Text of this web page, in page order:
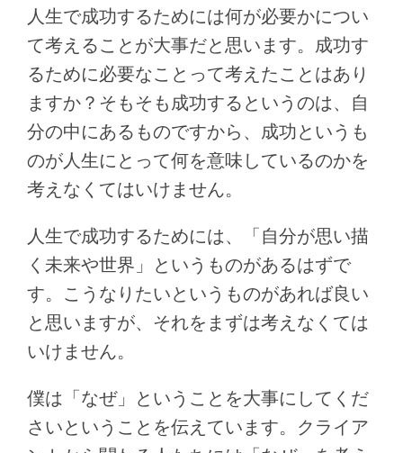
人生で成功するためには何が必要かについ
て考えることが大事だと思います。成功す
るために必要なことって考えたことはあり
ますか？そもそも成功するというのは、自
分の中にあるものですから、成功というも
のが人生にとって何を意味しているのかを
考えなくてはいけません。
人生で成功するためには、「自分が思い描
く未来や世界」というものがあるはずで
す。こうなりたいというものがあれば良い
と思いますが、それをまずは考えなくては
いけません。
僕は「なぜ」ということを大事にしてくだ
さいということを伝えています。クライア